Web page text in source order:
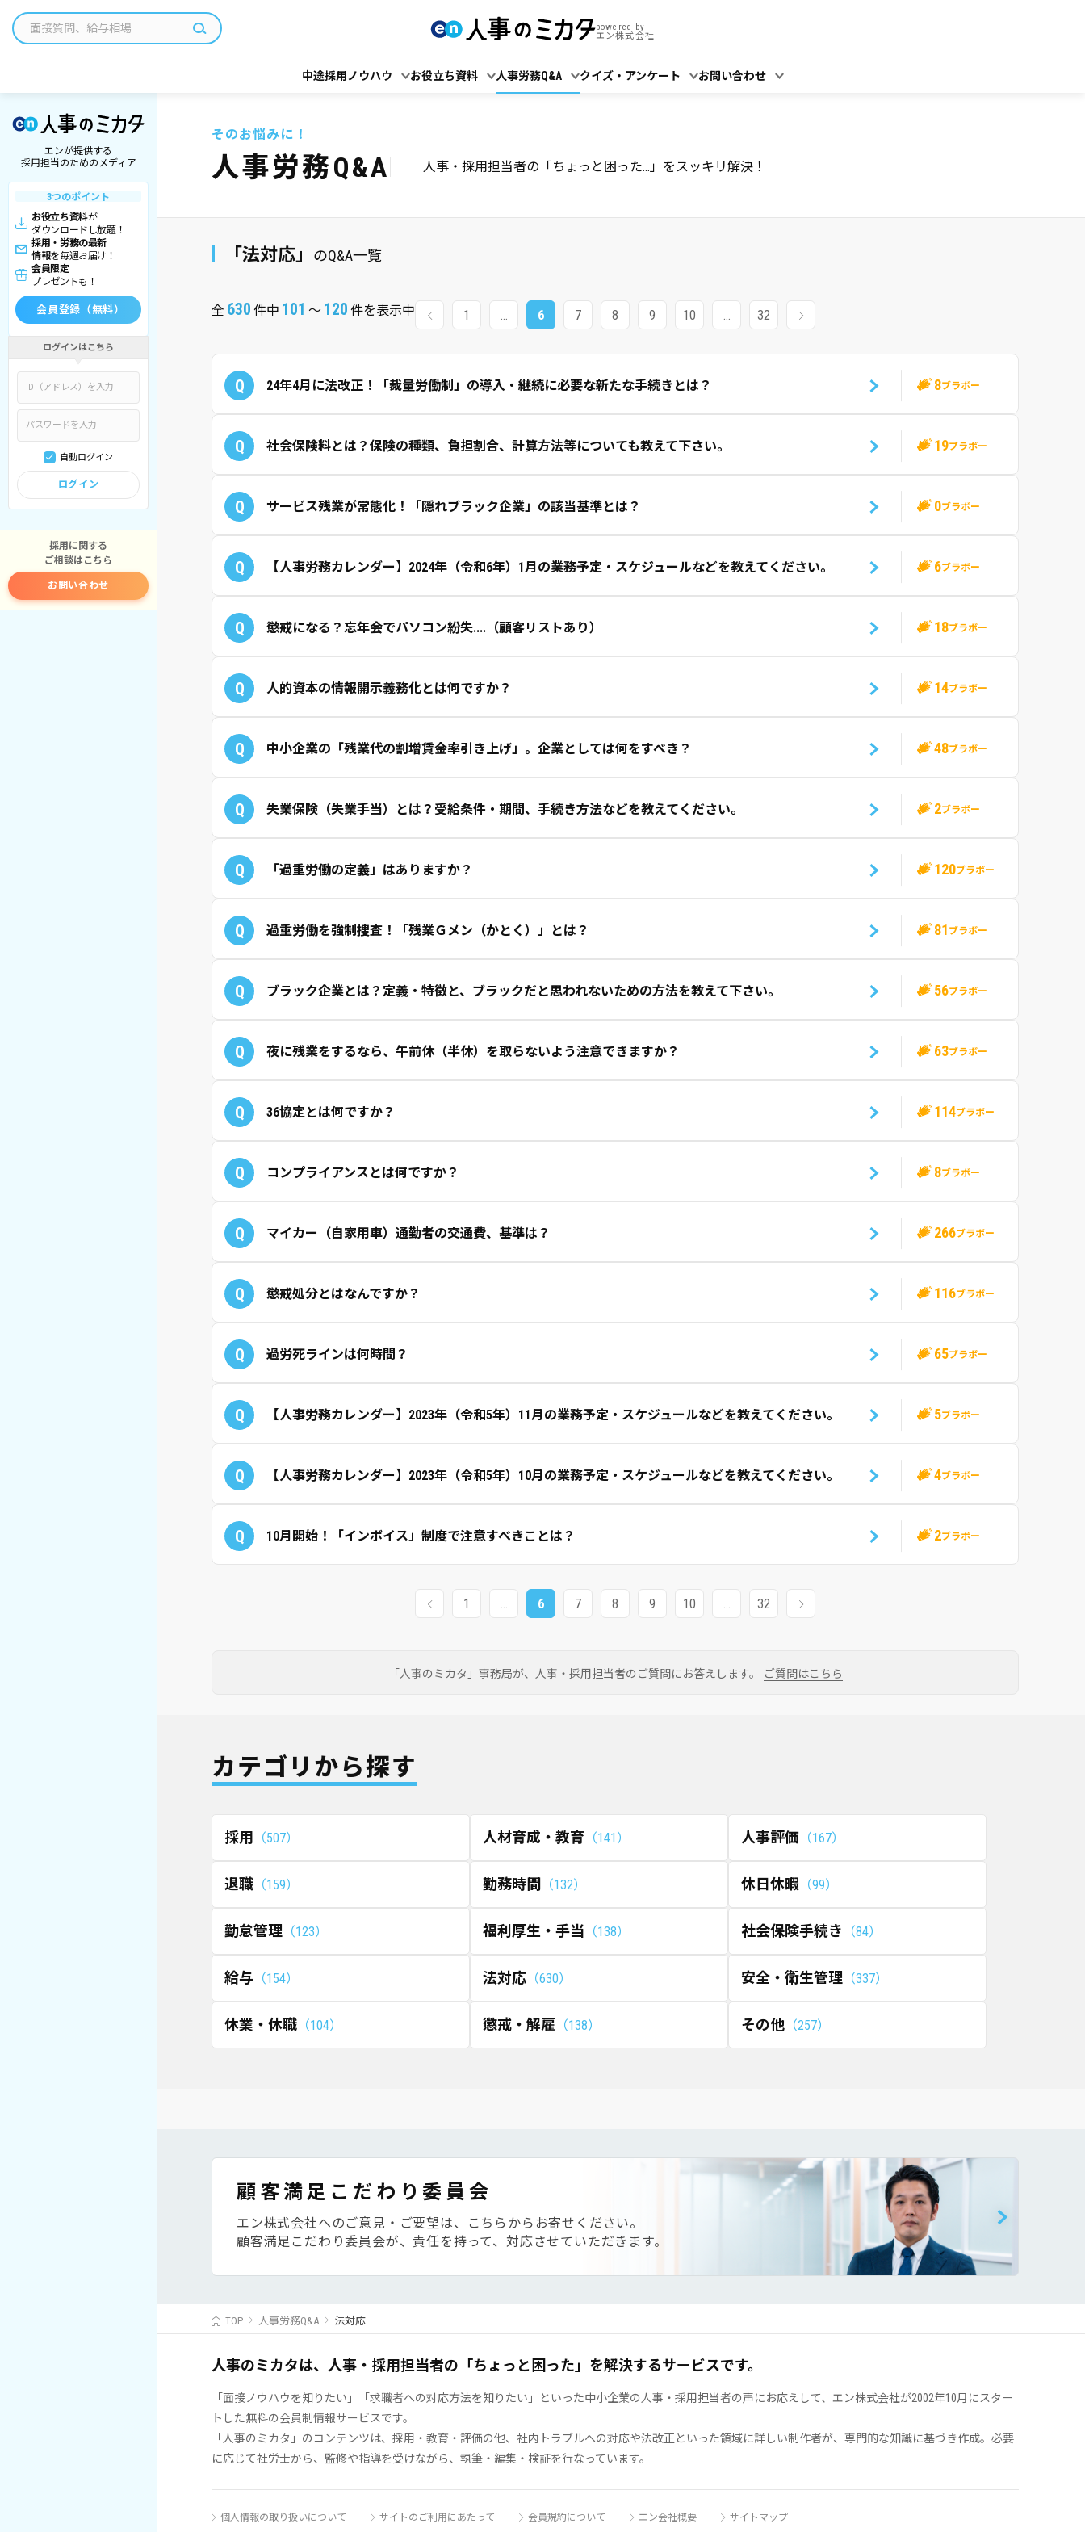
powered by
エン株式会社
中途採用ノウハウ お役立ち資料 人事労務Q&A クイズ・アンケート お問い合わせ
エンが提供する
採用担当のためのメディア
3つのポイント
お役立ち資料が
ダウンロードし放題！
採用・労務の最新
情報を毎週お届け！
会員限定
プレゼントも！
会員登録（無料）
ログインはこちら
自動ログイン
ログイン
採用に関する
ご相談はこちら
お問い合わせ
そのお悩みに！
人事労務Q&A 人事・採用担当者の「ちょっと困った...」をスッキリ解決！
「法対応」 のQ&A一覧
全 630 件中 101 ～ 120 件を表示中 1 … 6 7 8 9 10 … 32
Q 24年4月に法改正！「裁量労働制」の導入・継続に必要な新たな手続きとは？ 8ブラボー
Q 社会保険料とは？保険の種類、負担割合、計算方法等についても教えて下さい。 19ブラボー
Q サービス残業が常態化！「隠れブラック企業」の該当基準とは？ 0ブラボー
Q 【人事労務カレンダー】2024年（令和6年）1月の業務予定・スケジュールなどを教えてください。 6ブラボー
Q 懲戒になる？忘年会でパソコン紛失....（顧客リストあり） 18ブラボー
Q 人的資本の情報開示義務化とは何ですか？ 14ブラボー
Q 中小企業の「残業代の割増賃金率引き上げ」。企業としては何をすべき？ 48ブラボー
Q 失業保険（失業手当）とは？受給条件・期間、手続き方法などを教えてください。 2ブラボー
Q 「過重労働の定義」はありますか？ 120ブラボー
Q 過重労働を強制捜査！「残業Ｇメン（かとく）」とは？ 81 ブラボー
Q ブラック企業とは？定義・特徴と、ブラックだと思われないための方法を教えて下さい。 56ブラボー
Q 夜に残業をするなら、午前休（半休）を取らないよう注意できますか？ 63ブラボー
Q 36協定とは何ですか？ 114ブラボー
Q コンプライアンスとは何ですか？ 8ブラボー
Q マイカー（自家用車）通勤者の交通費、基準は？ 266ブラボー
Q 懲戒処分とはなんですか？ 116ブラボー
Q 過労死ラインは何時間？ 65ブラボー
Q 【人事労務カレンダー】2023年（令和5年）11月の業務予定・スケジュールなどを教えてください。 5ブラボー
Q 【人事労務カレンダー】2023年（令和5年）10月の業務予定・スケジュールなどを教えてください。 4ブラボー
Q 10月開始！「インボイス」制度で注意すべきことは？ 2ブラボー
1 … 6 7 8 9 10 … 32
「人事のミカタ」事務局が、 人事・採用担当者のご質問にお答えします。 ご質問はこちら
カテゴリから探す
採用 507 人材育成・教育 141 人事評価 167
退職 159 勤務時間 132 休日休暇 99
勤怠管理 123 福利厚生・手当 138 社会保険手続き 84
給与 154 法対応 630 安全・衛生管理 337
休業・休職 104 懲戒・解雇 138 その他 257
顧客満足こだわり委員会
エン株式会社へのご意見・ご要望は、こちらからお寄せください。
顧客満足こだわり委員会が、責任を持って、対応させていただきます。
TOP 人事労務Q&A 法対応
人事のミカタは、人事・採用担当者の「ちょっと困った」を解決するサービスです。
「面接ノウハウを知りたい」「求職者への対応方法を知りたい」といった中小企業の人事・採用担当者の声にお応えして、エン株式会社が2002年10月にスター
トした無料の会員制情報サービスです。
「人事のミカタ」のコンテンツは、採用・教育・評価の他、社内トラブルへの対応や法改正といった領域に詳しい制作者が、専門的な知識に基づき作成。必要
に応じて社労士から、監修や指導を受けながら、執筆・編集・検証を行なっています。
個人情報の取り扱いについて サイトのご利用にあたって 会員規約について エン会社概要 サイトマップ